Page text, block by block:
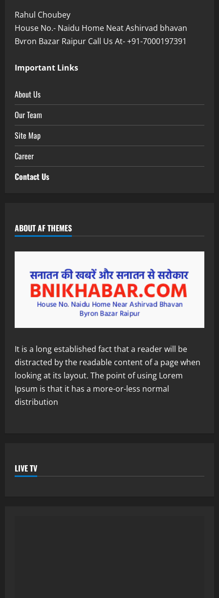
Rahul Choubey
House No.- Naidu Home Neat Ashirvad bhavan
Bvron Bazar Raipur Call Us At- +91-7000197391
Important Links
About Us
Our Team
Site Map
Career
Contact Us
ABOUT AF THEMES
It is a long established fact that a reader will be
distracted by the readable content of a page when
looking at its layout. The point of using Lorem
Ipsum is that it has a more-or-less normal
distribution
LIVE TV